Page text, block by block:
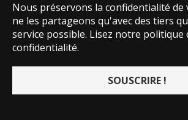
Nous préservons la confidentialité de
ne les partageons qu'avec des tiers
service possible. Lisez notre politique
confidentialité.